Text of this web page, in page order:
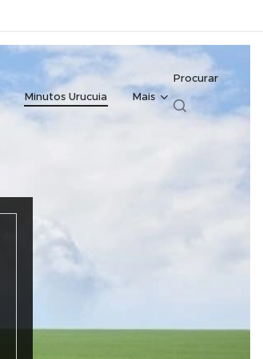
Minutos Urucuia Mais
Procurar